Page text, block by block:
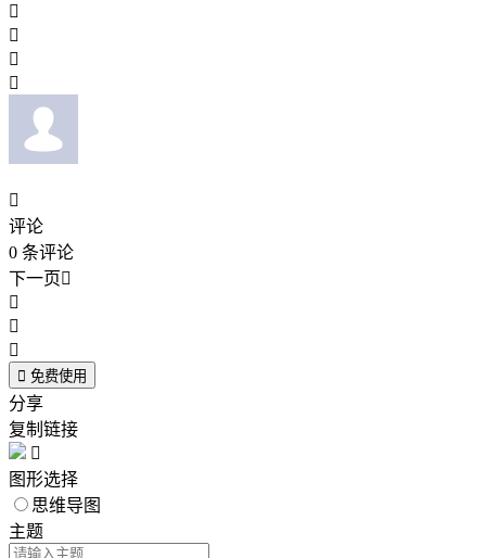





评论
0 条评论
下一页



 免费使用
分享
复制链接

图形选择
思维导图
主题